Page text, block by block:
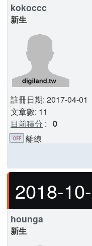
kokoccc
新生
註冊日期: 2017-04-01
文章數: 11
目前積分 : 0
離線
2018-
hounga
新生